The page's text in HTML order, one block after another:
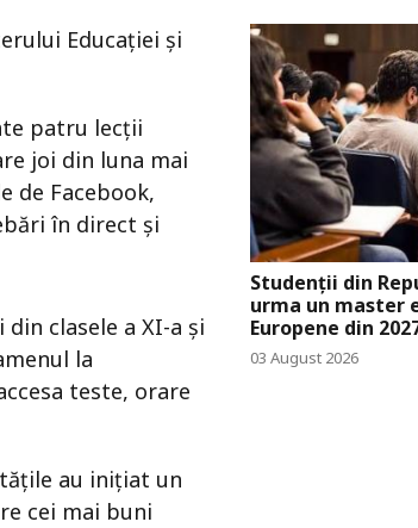
Educației și
patru lecții
joi din luna mai
de Facebook,
în direct și
clasele a XI-a și
la
teste, orare
au inițiat un
cei mai buni
Studenții din
urma un master
Europene din
03 August 2026